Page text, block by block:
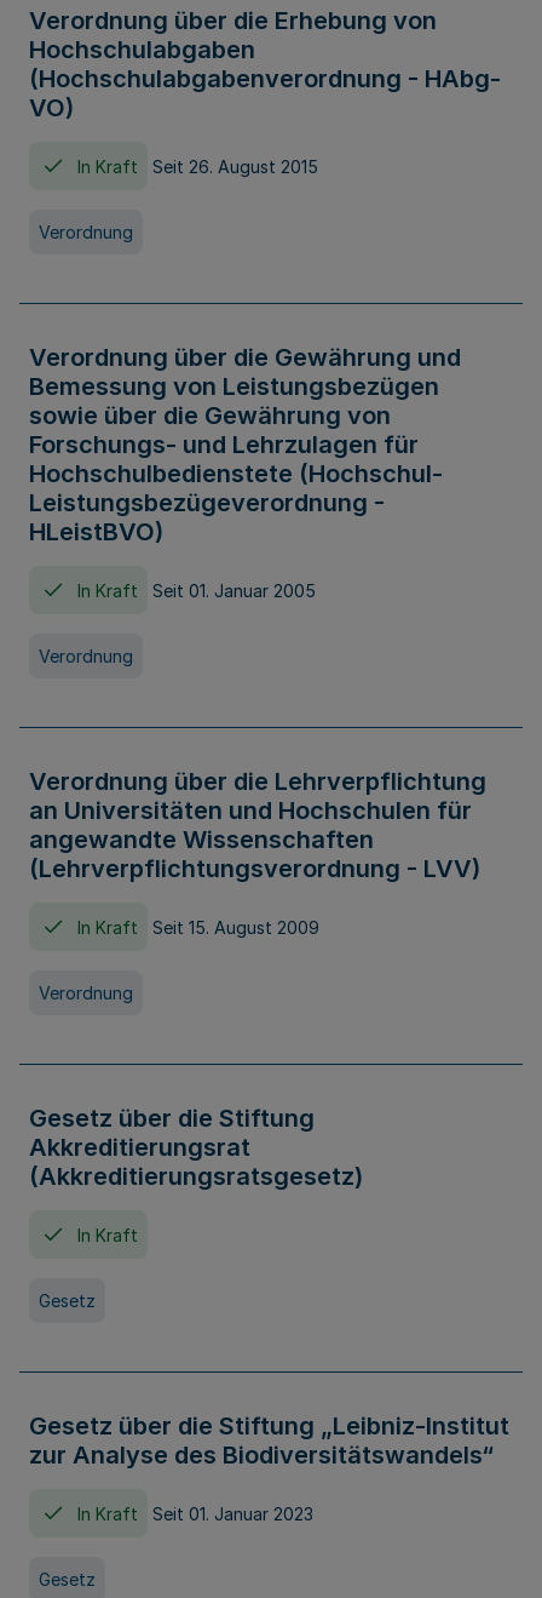
Verordnung über die Erhebung von
Hochschulabgaben
(Hochschulabgabenverordnung - HAbg-
VO)
In Kraft Seit 26. August 2015
Verordnung
Verordnung über die Gewährung und
Bemessung von Leistungsbezügen
sowie über die Gewährung von
Forschungs- und Lehrzulagen für
Hochschulbedienstete (Hochschul-
Leistungsbezügeverordnung -
HLeistBVO)
In Kraft Seit 01. Januar 2005
Verordnung
Verordnung über die Lehrverpflichtung
an Universitäten und Hochschulen für
angewandte Wissenschaften
(Lehrverpflichtungsverordnung - LVV)
In Kraft Seit 15. August 2009
Verordnung
Gesetz über die Stiftung
Akkreditierungsrat
(Akkreditierungsratsgesetz)
In Kraft
Gesetz
Gesetz über die Stiftung „Leibniz-Institut
zur Analyse des Biodiversitätswandels“
In Kraft Seit 01. Januar 2023
Gesetz